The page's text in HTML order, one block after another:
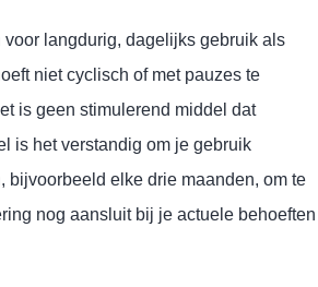
voor langdurig, dagelijks gebruik als
niet cyclisch of met pauzes te
is geen stimulerend middel dat
is het verstandig om je gebruik
bijvoorbeeld elke drie maanden, om te
nog aansluit bij je actuele behoeften